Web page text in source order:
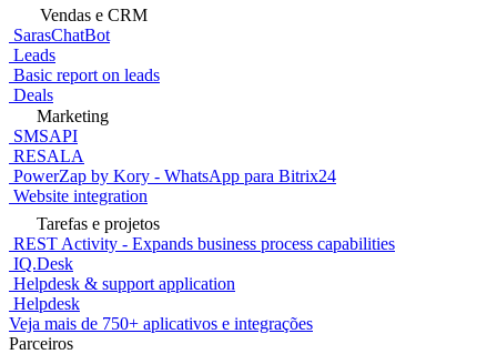
Vendas e CRM
SarasChatBot
Leads
Basic report on leads
Deals
Marketing
SMSAPI
RESALA
PowerZap by Kory - WhatsApp para Bitrix24
Website integration
Tarefas e projetos
REST Activity - Expands business process capabilities
IQ.Desk
Helpdesk & support application
Helpdesk
Veja mais de 750+ aplicativos e integrações
Parceiros